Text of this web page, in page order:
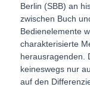
Berlin (SBB) an
zwischen Buch
Bedienelemente
charakterisierte
herausragenden.
keineswegs nur
auf den